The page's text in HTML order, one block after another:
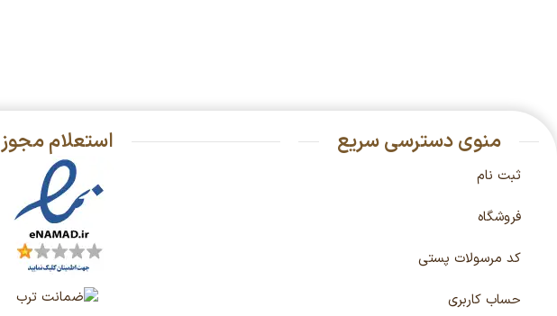
منوی دسترسی سریع
ثبت نام
فروشگاه
کد مرسولات پستی
حساب کاربری
استعلام مجوز